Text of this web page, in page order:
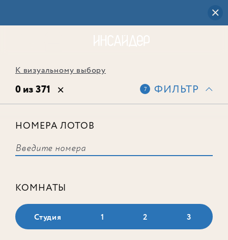
К визуальному выбору
0 из 371 7 ФИЛЬТР
НОМЕРА ЛОТОВ
КОМНАТЫ
Студия 1 2 3
соответствует ни одного лота